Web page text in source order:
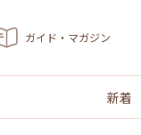
ガイド・マガジン
新着